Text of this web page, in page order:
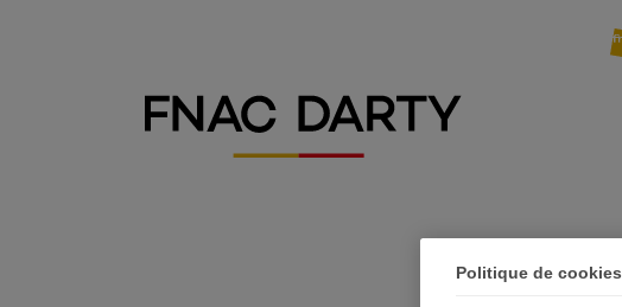
Politique de cookies